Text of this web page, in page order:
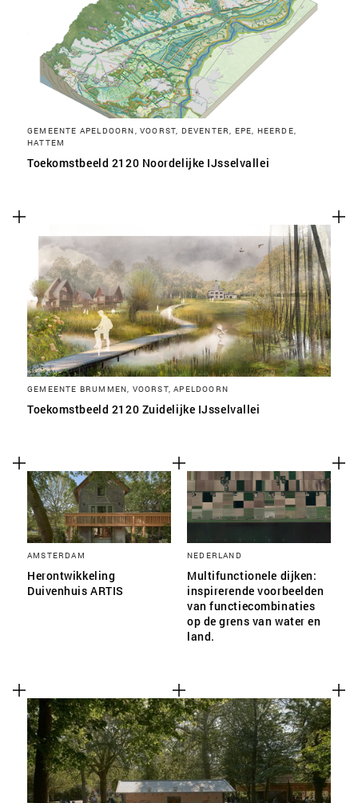
GEMEENTE APELDOORN, VOORST, DEVENTER, EPE, HEERDE,
HATTEM
Toekomstbeeld 2120 Noordelijke IJsselvallei
GEMEENTE BRUMMEN, VOORST, APELDOORN
Toekomstbeeld 2120 Zuidelijke IJsselvallei
AMSTERDAM
Herontwikkeling
Duivenhuis ARTIS
NEDERLAND
Multifunctionele dijken:
inspirerende voorbeelden
van functiecombinaties
op de grens van water en
land.
SLA VOORKEUREN OP